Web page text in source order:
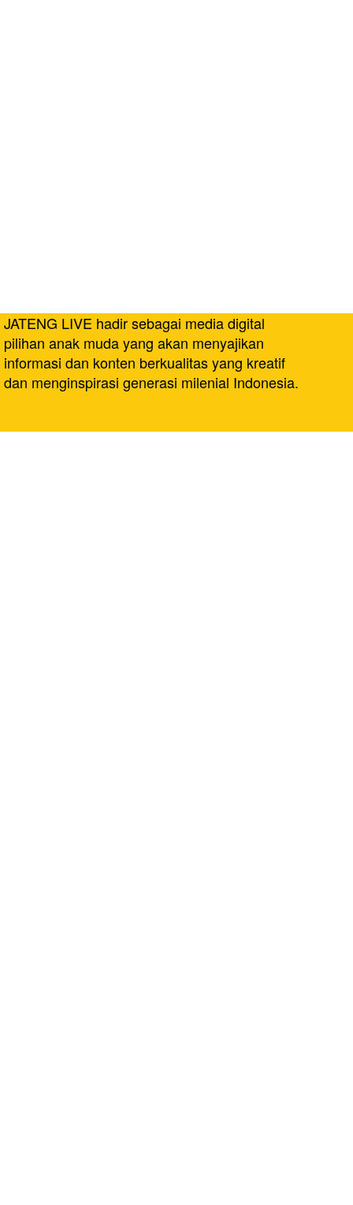
JATENG LIVE hadir sebagai media digital
pilihan anak muda yang akan menyajikan
informasi dan konten berkualitas yang kreatif
dan menginspirasi generasi milenial Indonesia.